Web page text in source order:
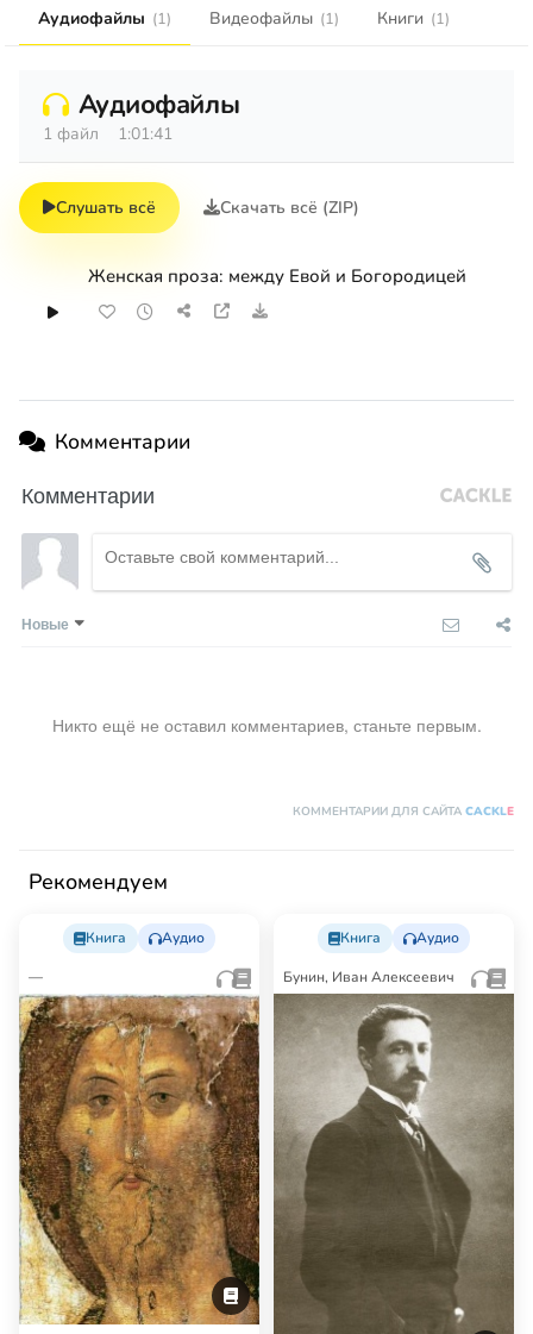
Аудиофайлы (1) Видеофайлы (1) Книги (1)
Аудиофайлы
1 файл 1:01:41
Слушать всё Скачать всё (ZIP)
Женская проза: между Евой и Богородицей
Комментарии
Комментарии
Новые
Никто ещё не оставил комментариев, станьте первым.
КОММЕНТАРИИ ДЛЯ САЙТА CACKLE
Рекомендуем
Книга Аудио
—
Книга Аудио
Бунин, Иван Алексеевич